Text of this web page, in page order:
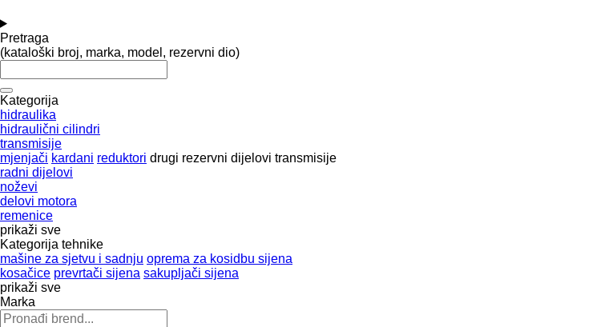
Pretraga
(kataloški broj, marka, model, rezervni dio)
Kategorija
hidraulika
hidraulični cilindri
transmisije
mjenjači kardani reduktori drugi rezervni dijelovi transmisije
radni dijelovi
noževi
delovi motora
remenice
prikaži sve
Kategorija tehnike
mašine za sjetvu i sadnju oprema za kosidbu sijena
kosačice prevrtači sijena sakupljači sijena
prikaži sve
Marka